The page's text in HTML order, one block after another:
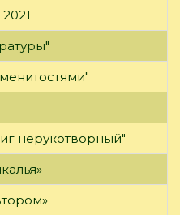
нерукотворный"